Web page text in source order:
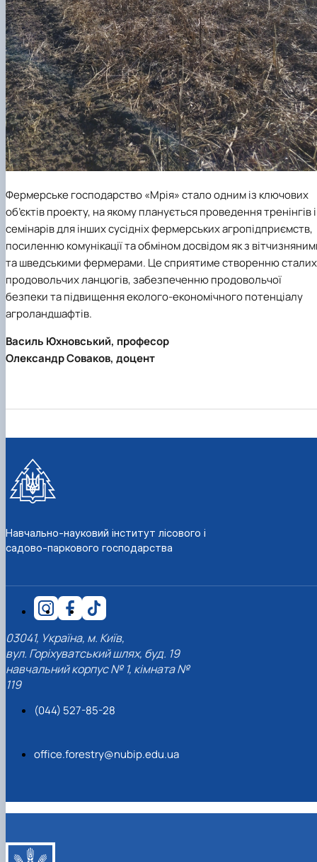
Фермерське господарство «Мрія» стало одним із ключових
об’єктів проекту, на якому планується проведення тренінгів і
семінарів для інших сусідніх фермерських агропідприємств,
посиленню комунікації та обміном досвідом як з
та шведськими фермерами. Це сприятиме створенню сталих
продовольчих ланцюгів, забезпеченню продовольчої
безпеки та підвищення еколого-економічного потенціалу
агроландшафтів.
Василь Юхновський, професор
Олександр Соваков, доцент
Навчально-науковий інститут лісового і
садово-паркового господарства
03041, Україна, м. Київ,
вул. Горіхуватський шлях, буд. 19
навчальний корпус № 1, кімната №
119
(044) 527-85-28
office.forestry@nubip.edu.ua